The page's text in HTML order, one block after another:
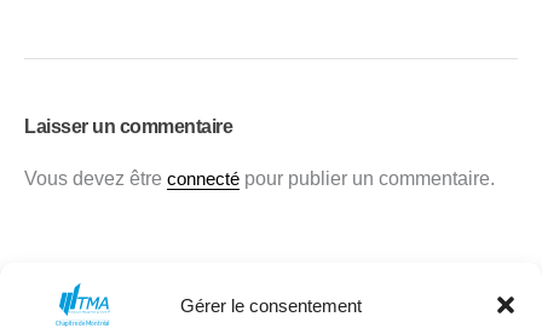
Gérer le consentement
Laisser un commentaire
Vous devez être connecté pour publier un commentaire.